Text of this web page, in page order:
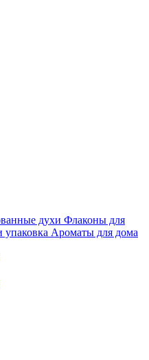
духи Флаконы для
упаковка Ароматы для дома